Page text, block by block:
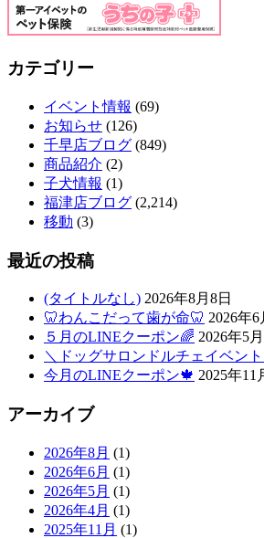
カテゴリー
イベント情報 (69)
お知らせ (126)
千早店ブログ (849)
商品紹介 (2)
子犬情報 (1)
福津店ブログ (2,214)
移動 (3)
最近の投稿
(タイトルなし) 2026年8月8日
🦷わんこだって歯が命🦷 2026年6
５月のLINEクーポン🌈 2026年5
＼ドッグサロンドルチェイベン
今月のLINEクーポン🍁 2025年11
アーカイブ
2026年8月 (1)
2026年6月 (1)
2026年5月 (1)
2026年4月 (1)
2025年11月 (1)